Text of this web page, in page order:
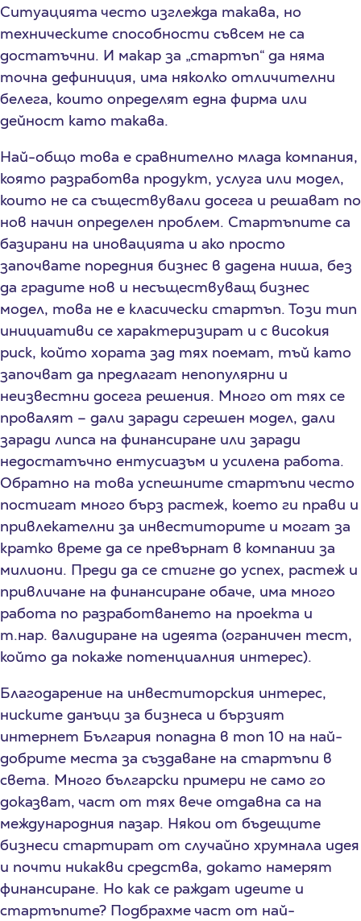
Ситуацията често изглежда такава, но
техническите способности съвсем не са
достатъчни. И макар за „стартъп“ да няма
точна дефиниция, има няколко отличителни
белега, които определят една фирма или
дейност като такава.
Най-общо това е сравнително млада компания,
която разработва продукт, услуга или модел,
които не са съществували досега и решават по
нов начин определен проблем. Стартъпите са
базирани на иновацията и ако просто
започвате поредния бизнес в дадена ниша, без
да градите нов и несъществуващ бизнес
модел, това не е класически стартъп. Този тип
инициативи се характеризират и с високия
риск, който хората зад тях поемат, тъй като
започват да предлагат непопулярни и
неизвестни досега решения. Много от тях се
провалят – дали заради сгрешен модел, дали
заради липса на финансиране или заради
недостатъчно ентусиазъм и усилена работа.
Обратно на това успешните стартъпи често
постигат много бърз растеж, което ги прави и
привлекателни за инвеститорите и могат за
кратко време да се превърнат в компании за
милиони. Преди да се стигне до успех, растеж и
привличане на финансиране обаче, има много
работа по разработването на проекта и
т.нар. валидиране на идеята (ограничен тест,
който да покаже потенциалния интерес).
Благодарение на инвеститорския интерес,
ниските данъци за бизнеса и бързият
интернет България попадна в топ 10 на най-
добрите места за създаване на стартъпи в
света. Много български примери не само го
доказват, част от тях вече отдавна са на
международния пазар. Някои от бъдещите
бизнеси стартират от случайно хрумнала идея
и почти никакви средства, докато намерят
финансиране. Но как се раждат идеите и
стартъпите? Подбрахме част от най-